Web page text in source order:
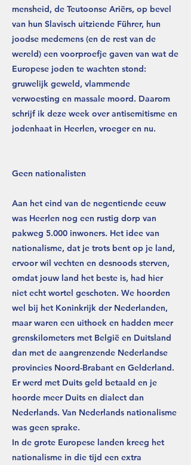
mensheid, de Teutoonse Ariërs, op bevel
van hun Slavisch uitziende Führer, hun
joodse medemens (en de rest van de
wereld) een voorproefje gaven van wat de
Europese joden te wachten stond:
gruwelijk geweld, vlammende
verwoesting en massale moord. Daarom
schrijf ik deze week over antisemitisme en
jodenhaat in Heerlen, vroeger en nu.
Geen nationalisten
Aan het eind van de negentiende eeuw
was Heerlen nog een rustig dorp van
pakweg 5.000 inwoners. Het idee van
nationalisme, dat je trots bent op je land,
ervoor wil vechten en desnoods sterven,
omdat jouw land het beste is, had hier
niet echt wortel geschoten. We hoorden
wel bij het Koninkrijk der Nederlanden,
maar waren een uithoek en hadden meer
grenskilometers met België en Duitsland
dan met de aangrenzende Nederlandse
provincies Noord-Brabant en Gelderland.
Er werd met Duits geld betaald en je
hoorde meer Duits en dialect dan
Nederlands. Van Nederlands nationalisme
was geen sprake.
In de grote Europese landen kreeg het
nationalisme in die tijd een extra